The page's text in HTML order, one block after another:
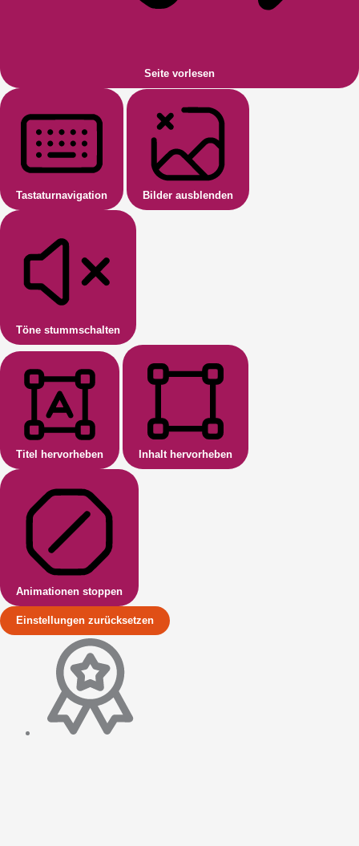
Seite vorlesen
Tastaturnavigation Bilder ausblenden
Töne stummschalten
Titel hervorheben Inhalt hervorheben
Animationen stoppen
Einstellungen zurücksetzen